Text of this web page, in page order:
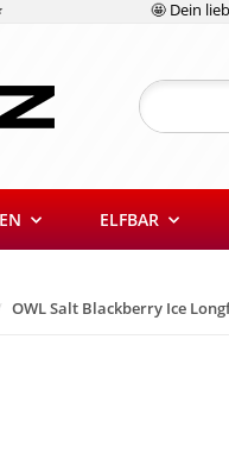
🤩 Dein
ELFBAR
OWL Salt Blackberry Ice